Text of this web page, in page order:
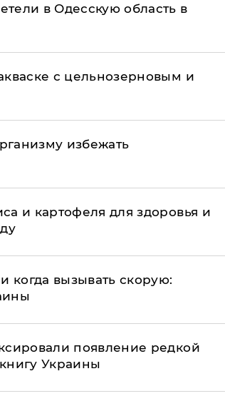
в Одесскую область в
с цельнозерновым и
избежать
и картофеля для здоровья и
когда вызывать скорую:
появление редкой
Украины